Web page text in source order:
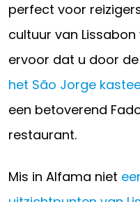
perfect voor
cultuur van
ervoor dat u door
het São Jorge
een betoverend
restaurant.
Mis in Alfama niet